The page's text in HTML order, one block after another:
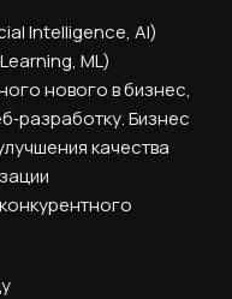
Intelligence, AI)
ML)
нового в бизнес,
Бизнес
качества